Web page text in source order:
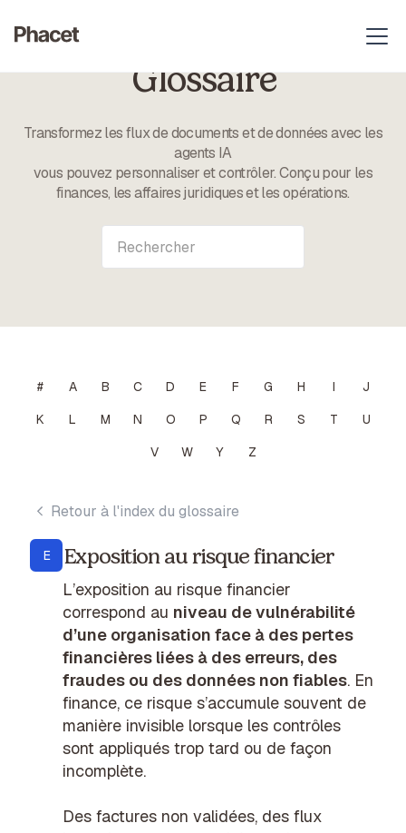
Glossaire
Transformez les flux de documents et de données avec les
agents IA
vous pouvez personnaliser et contrôler. Conçu pour les
finances, les affaires juridiques et les opérations.
# A B C D E F G H I
J
K
L M N O P Q R S T
U
V
W Y Z
Retour à l'index du glossaire
E Exposition au risque financier
L’exposition au risque financier
correspond au niveau de vulnérabilité
d’une organisation face à des pertes
financières liées à des erreurs, des
fraudes ou des données non fiables. En
finance, ce risque s’accumule souvent de
manière invisible lorsque les contrôles
sont appliqués trop tard ou de façon
incomplète.
Des factures non validées, des flux